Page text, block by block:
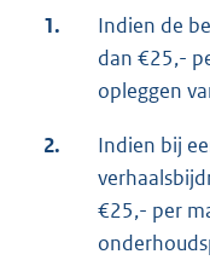
1.
Indien de
dan €25,-
opleggen
2.
Indien bij
€25,- per